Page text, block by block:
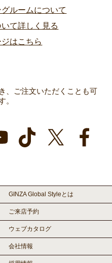
、ご注文いただくことも可
。
GINZA Global Styleとは
ご来店予約
ウェブカタログ
会社情報